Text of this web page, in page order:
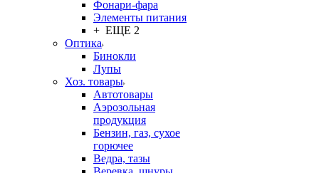
Фонари-фара
Элементы питания
+ ЕЩЕ 2
Оптика
Бинокли
Лупы
Хоз. товары
Автотовары
Аэрозольная
продукция
Бензин, газ, сухое
горючее
Ведра, тазы